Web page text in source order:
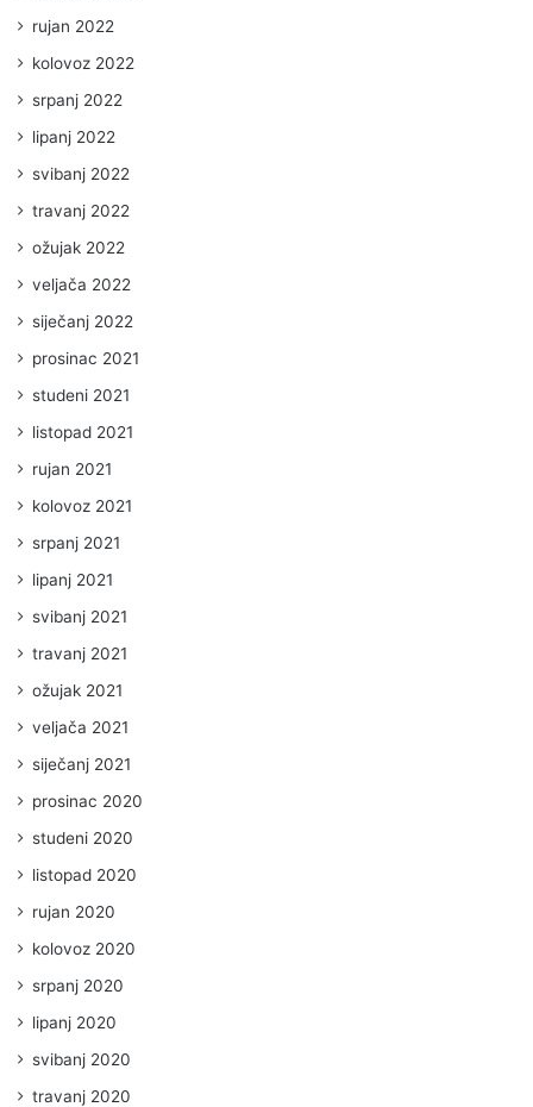
rujan 2022
kolovoz 2022
srpanj 2022
lipanj 2022
svibanj 2022
travanj 2022
ožujak 2022
veljača 2022
siječanj 2022
prosinac 2021
studeni 2021
listopad 2021
rujan 2021
kolovoz 2021
srpanj 2021
lipanj 2021
svibanj 2021
travanj 2021
ožujak 2021
veljača 2021
siječanj 2021
prosinac 2020
studeni 2020
listopad 2020
rujan 2020
kolovoz 2020
srpanj 2020
lipanj 2020
svibanj 2020
travanj 2020